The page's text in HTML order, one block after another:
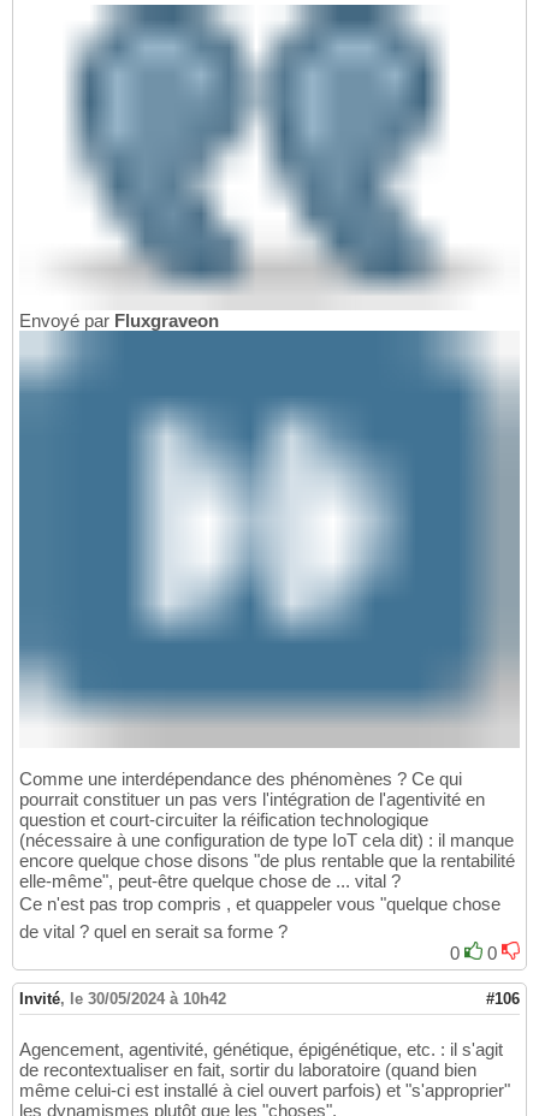
Envoyé par Fluxgraveon
Comme une interdépendance des phénomènes ? Ce qui
pourrait constituer un pas vers l'intégration de l'agentivité en
question et court-circuiter la réification technologique
(nécessaire à une configuration de type IoT cela dit) : il manque
encore quelque chose disons "de plus rentable que la rentabilité
elle-même", peut-être quelque chose de ... vital ?
Ce n'est pas trop compris , et quappeler vous "quelque chose
de vital ? quel en serait sa forme ?
0
0
Invité, le 30/05/2024 à 10h42 #106
Agencement, agentivité, génétique, épigénétique, etc. : il s'agit
de recontextualiser en fait, sortir du laboratoire (quand bien
même celui-ci est installé à ciel ouvert parfois) et "s'approprier"
les dynamismes plutôt que les "choses".